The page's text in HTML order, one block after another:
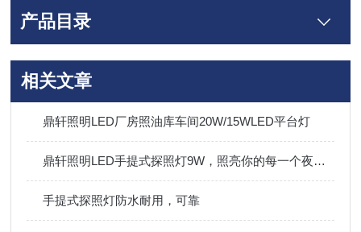
产品目录
相关文章
鼎轩照明LED厂房照油库车间20W/15WLED平台灯
鼎轩照明LED手提式探照灯9W，照亮你的每一个夜晚！
手提式探照灯防水耐用，可靠